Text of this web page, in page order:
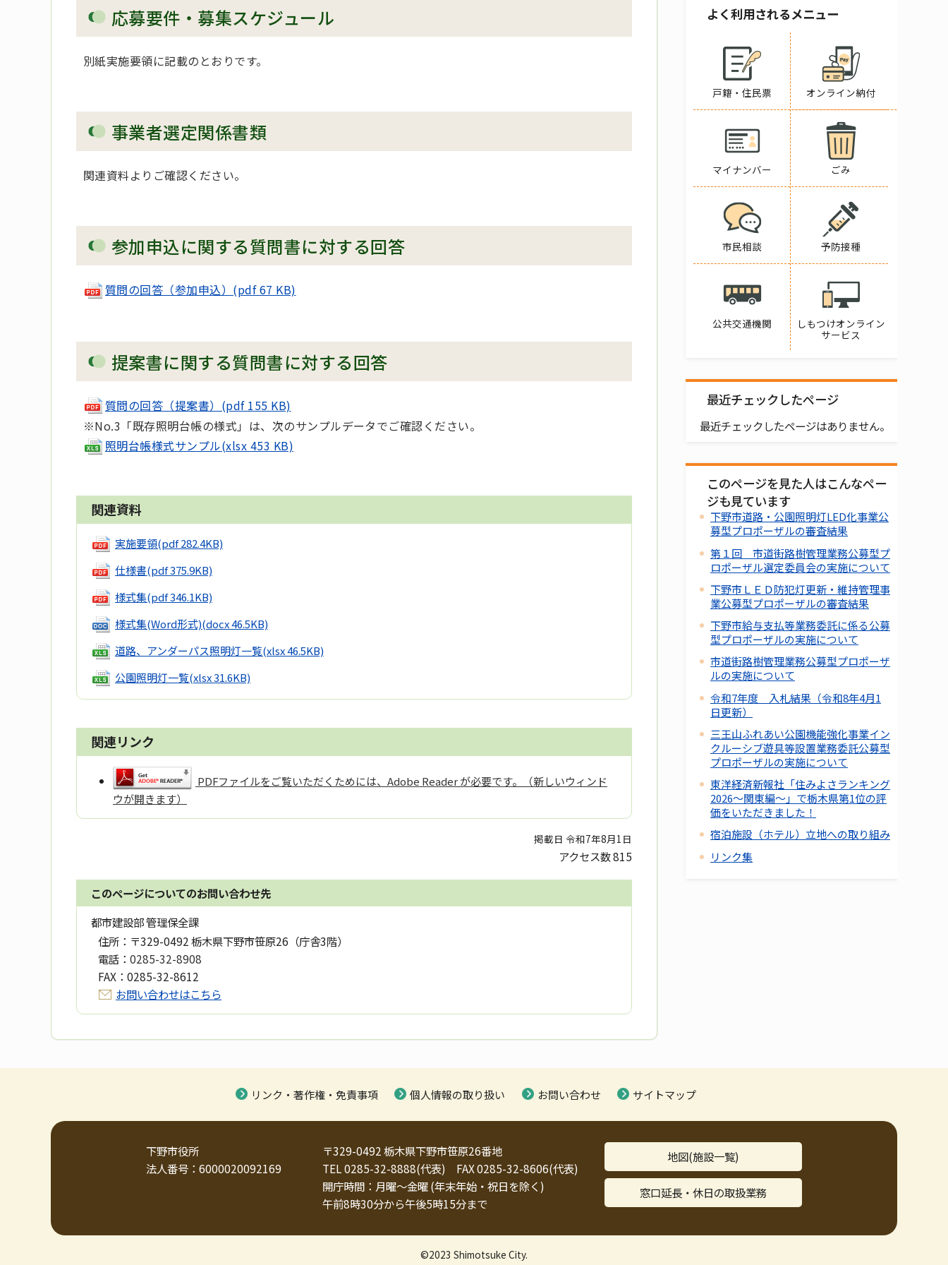
応募要件・募集スケジュール
別紙実施要領に記載のとおりです。
事業者選定関係書類
関連資料よりご確認ください。
参加申込に関する質問書に対する回答
質問の回答（参加申込）(pdf 67 KB)
提案書に関する質問書に対する回答
質問の回答（提案書）(pdf 155 KB)
※No.3「既存照明台帳の様式」は、次のサンプルデータでご確認ください。
照明台帳様式サンプル(xlsx 453 KB)
関連資料
実施要領(pdf 282.4KB)
仕様書(pdf 375.9KB)
様式集(pdf 346.1KB)
様式集(Word形式)(docx 46.5KB)
道路、アンダーパス照明灯一覧(xlsx 46.5KB)
公園照明灯一覧(xlsx 31.6KB)
関連リンク
PDFファイルをご覧いただくためには、Adobe Reader が必要です。（新しいウィンド
ウが開きます）
掲載日 令和7年8月1日
アクセス数815
このページについてのお問い合わせ先
都市建設部 管理保全課
住所： 〒329-0492 栃木県下野市笹原26（庁舎3階）
電話： 0285-32-8908
FAX： 0285-32-8612
お問い合わせはこちら
よく利用されるメニュー
戸籍・住民票 オンライン納付
マイナンバー ごみ
市民相談 予防接種
公共交通機関
しもつけオンライン
サービス
最近チェックしたページ
最近チェックしたページはありません。
このページを見た人はこんなペー
ジも見ています
下野市道路・公園照明灯LED化事業公
募型プロポーザルの審査結果
第１回 市道街路樹管理業務公募型プ
ロポーザル選定委員会の実施について
下野市ＬＥＤ防犯灯更新・維持管理事
業公募型プロポーザルの審査結果
下野市給与支払等業務委託に係る公募
型プロポーザルの実施について
市道街路樹管理業務公募型プロポーザ
ルの実施について
令和7年度 入札結果（令和8年4月1
日更新）
三王山ふれあい公園機能強化事業イン
クルーシブ遊具等設置業務委託公募型
プロポーザルの実施について
東洋経済新報社「住みよさランキング
2026～関東編～」で栃木県第1位の評
価をいただきました！
宿泊施設（ホテル）立地への取り組み
リンク集
リンク・著作権・免責事項 個人情報の取り扱い お問い合わせ サイトマップ
下野市役所
法人番号：6000020092169
〒329-0492 栃木県下野市笹原26番地
TEL 0285-32-8888(代表) FAX 0285-32-8606(代表)
開庁時間：月曜～金曜 (年末年始・祝日を除く)
午前8時30分から午後5時15分まで
地図(施設一覧)
窓口延長・休日の取扱業務
©2023 Shimotsuke City.